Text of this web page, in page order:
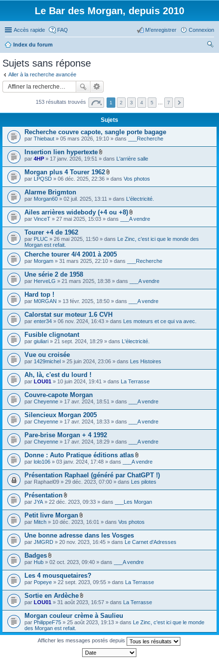
Le Bar des Morgan, depuis 2010
Accès rapide FAQ Connexion
M’enregistrer
Index du forum
Sujets sans réponse
Aller à la recherche avancée
153 résultats trouvés 1 2 3 4 5 7
Sujets
Recherche couvre capote, sangle porte bagage
par Thiebaut » 05 mars 2026, 19:10 » dans ___Recherche
Insertion lien hypertexte
F
c
h
i
e
(
)
o
i
s
)
par 4HP » 17 janv. 2026, 19:51 » dans L'arrière salle
Morgan plus 4 Tourer 1962
F
c
i
e
r
(
o
i
n
t
s
par LPQSD » 06 déc. 2025, 22:36 » dans Vos photos
Alarme Brigmton
par Morgan60 » 02 juil. 2025, 13:11 » dans L'électricité.
Ailes arrières widebody (+4 ou +8)
F
c
i
s
)
i
(
s
par VinceT » 27 mai 2025, 15:03 » dans ___A vendre
Tourer +4 de 1962
par PLUC » 26 mai 2025, 11:50 » dans Le Zinc, c'est ici que le monde des
Morgan est refait.
Cherche tourer 4/4 2001 à 2005
par Morgam » 31 mars 2025, 22:10 » dans ___Recherche
Une série 2 de 1958
par HerveLG » 21 mars 2025, 18:38 » dans ___A vendre
Hard top !
par M0RGAN » 13 févr. 2025, 18:50 » dans ___A vendre
Calorstat sur moteur 1.6 CVH
par enter34 » 06 nov. 2024, 16:43 » dans Les moteurs et ce qui va avec.
Fusible clignotant
par giuliari » 21 sept. 2024, 18:29 » dans L'électricité.
Vue ou croisée
par 1429michel » 25 juin 2024, 23:06 » dans Les Histoires
Ah, là, c'est du lourd !
par LOU01 » 10 juin 2024, 19:41 » dans La Terrasse
Couvre-capote Morgan
par Cheyenne » 17 avr. 2024, 18:51 » dans ___A vendre
Silencieux Morgan 2005
par Cheyenne » 17 avr. 2024, 18:33 » dans ___A vendre
Pare-brise Morgan + 4 1992
par Cheyenne » 17 avr. 2024, 18:29 » dans ___A vendre
Donne : Auto Pratique éditions atlas
F
c
h
i
e
(
o
i
t
)
par lolo106 » 03 janv. 2024, 17:48 » dans ___A vendre
Présentation Raphael (généré par ChatGPT !)
par Raphael09 » 29 déc. 2023, 07:00 » dans Les pilotes
Présentation
F
c
h
i
e
r
(
j
o
i
n
t
s
)
par JYA » 22 déc. 2023, 09:33 » dans ___Les Morgan
Petit livre Morgan
i
c
h
i
e
(
)
j
o
i
n
t
s
)
par Mitch » 10 déc. 2023, 16:01 » dans Vos photos
Une bonne adresse dans les Vosges
par JMGRD » 20 nov. 2023, 16:45 » dans Le Carnet d'Adresses
Badges
F
c
h
e
(
)
j
o
i
n
t
par Hub » 02 oct. 2023, 09:40 » dans ___A vendre
Les 4 mousquetaires?
par Popeye » 22 sept. 2023, 09:55 » dans La Terrasse
Sortie en Ardèche
F
c
h
i
r
(
s
)
par LOU01 » 31 août 2023, 16:57 » dans La Terrasse
Morgan couleur crème à Saulieu
par PhilippeF75 » 25 août 2023, 19:13 » dans Le Zinc, c'est ici que le monde
des Morgan est refait.
Afficher les messages postés depuis